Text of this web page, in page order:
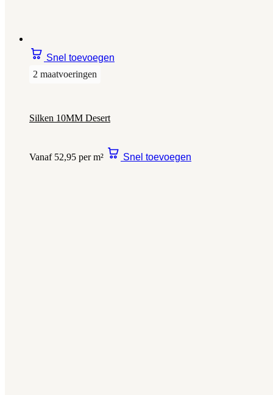
Snel toevoegen
2 maatvoeringen
Silken 10MM Desert
Vanaf 52,95 per m² Snel toevoegen